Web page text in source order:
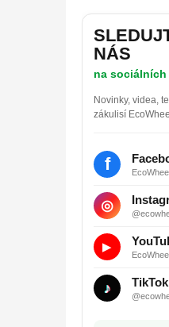
NÁS
na
Novinky, videa,
zákulisí
f
◎
▶
♪ TikTok